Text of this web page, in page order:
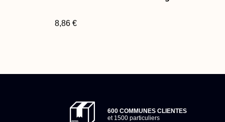
8,86 €
600 COMMUNES CLIENTES
et 1500 particuliers